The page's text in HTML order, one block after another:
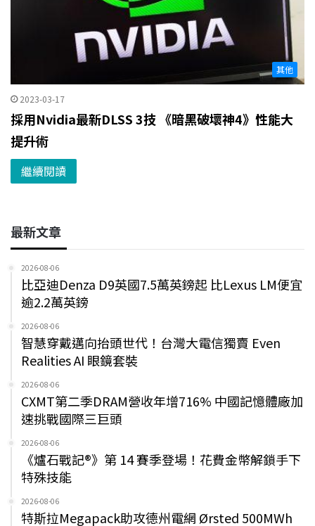
其他
2023-03-17
採用Nvidia最新DLSS 3技 《暗黑破壞神4》性能大
提升術
繼續閱讀
最新文章
2026-08-06
比亞迪Denza D9英國7.5萬英鎊起 比Lexus LM便宜
逾2.2萬英鎊
2026-08-06
智慧穿戴邁向抬頭世代！台灣大電信獨賣 Even
Realities AI 眼鏡套裝
2026-08-06
CXMT第二季DRAM營收年增716% 中國記憶體廠加
速挑戰國際三巨頭
2026-08-06
《爐石戰記®》第 14 賽季登場！花費金幣解鎖手下
特殊技能
2026-08-06
特斯拉Megapack助攻德州電網 Ørsted 500MWh